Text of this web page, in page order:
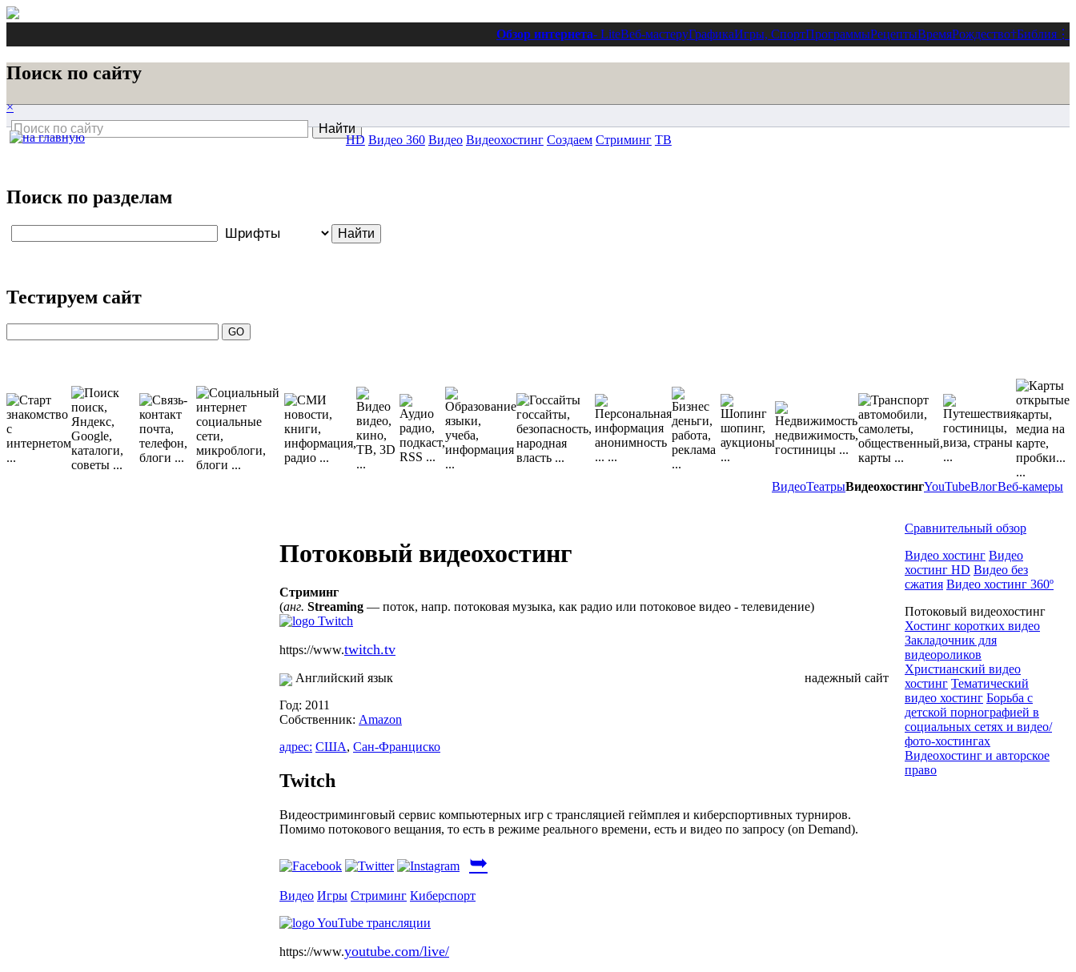
Обзор интернета- LiteВеб-мастеруГрафикаИгры, СпортПрограммыРецептыВремяРождество†Библия ⋮
Поиск по сайту
×
Поиск по разделам
Тестируем сайт
ВидеоТеатрыВидеохостингYouTubeВлогВеб-камеры
HD Видео 360 Видео Видеохостинг Создаем Стриминг ТВ
Потоковый видеохостинг
Стриминг
(анг. Streaming — поток, напр. потоковая музыка, как радио или потоковое видео - телевидение)
https://www.twitch.tv
Английский язык
надежный сайт
Год: 2011
Собственник: Amazon
адрес: США, Сан-Франциско
Twitch
Видеостриминговый сервис компьютерных игр с трансляцией геймплея и киберспортивных турниров.
Помимо потокового вещания, то есть в режиме реального времени, есть и видео по запросу (on Demand).
➥
Видео Игры Стриминг Киберспорт
https://www.youtube.com/live/
Сравнительный обзор
Видео хостинг Видео
хостинг HD Видео без
сжатия Видео хостинг 360º
Потоковый видеохостинг
Хостинг коротких видео
Закладочник для
видеороликов
Христианский видео
хостинг Тематический
видео хостинг Борьба с
детской порнографией в
социальных сетях и видео/
фото-хостингах
Видеохостинг и авторское
право